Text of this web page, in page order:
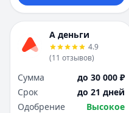
А деньги
4.9
(11 отзывов)
Сумма
до 30 000 ₽
Срок
до 21 дней
Одобрение
Высокое